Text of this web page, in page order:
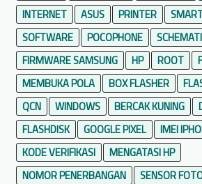
INTERNET
ASUS PRINTER
SOFTWARE
POCOPHONE
FIRMWARE SAMSUNG
HP ROOT
MEMBUKA POLA
BOX FLASHER
QCN
WINDOWS BERCAK KUNING
FLASHDISK
GOOGLE PIXEL
IMEI
KODE VERIFIKASI
MENGATASI HP
NOMOR PENERBANGAN
SENSOR